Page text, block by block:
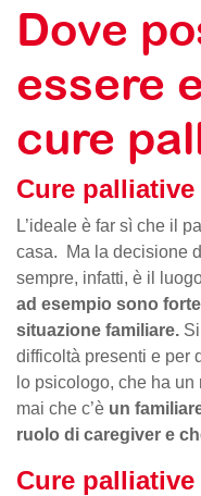
Dove
essere
cure
Cure
L’ideale è far sì che il
casa. Ma la decisione
sempre, infatti, è il
ad esempio sono
situazione familiare.
difficoltà presenti e per
lo psicologo, che ha
mai che c’è un
ruolo di caregiver e
Cure